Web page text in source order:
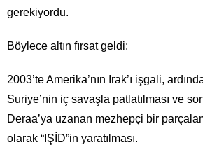
gerekiyordu.
Böylece altın fırsat geldi:
2003’te Amerika’nın Irak’ı işgali,
Suriye’nin iç savaşla patlatılması ve
Deraa’ya uzanan mezhepçi bir
olarak “IŞİD”in yaratılması.